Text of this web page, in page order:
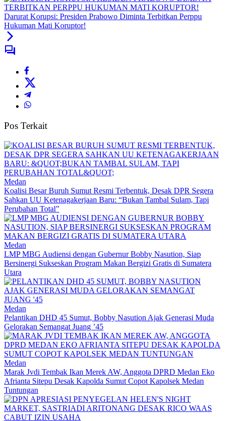
Darurat Korupsi: Presiden Prabowo Diminta Terbitkan Perppu
Hukuman Mati Koruptor!
Pos Terkait
Medan
Koalisi Besar Buruh Sumut Resmi Terbentuk, Desak DPR Segera
Sahkan UU Ketenagakerjaan Baru: “Bukan Tambal Sulam, Tapi
Perubahan Total”
Medan
LMP MBG Audiensi dengan Gubernur Bobby Nasution, Siap
Bersinergi Sukseskan Program Makan Bergizi Gratis di Sumatera
Utara
Medan
Pelantikan DHD 45 Sumut, Bobby Nasution Ajak Generasi Muda
Gelorakan Semangat Juang ’45
Medan
Marak Jvdi Tembak Ikan Merek AW, Anggota DPRD Medan Eko
Afrianta Sitepu Desak Kapolda Sumut Copot Kapolsek Medan
Tuntungan